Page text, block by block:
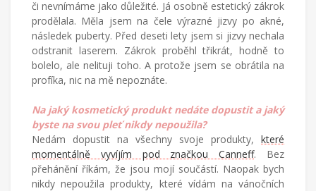
či nevnímáme jako důležité. Já osobně estetický zákrok
prodělala. Měla jsem na čele výrazné jizvy po akné,
následek puberty. Před deseti lety jsem si jizvy nechala
odstranit laserem. Zákrok proběhl třikrát, hodně to
bolelo, ale nelituji toho. A protože jsem se obrátila na
profíka, nic na mě nepoznáte.
Na jaký kosmetický produkt nedáte dopustit a jaký
byste na svou pleť nikdy nepoužila?
Nedám dopustit na všechny svoje produkty, které
momentálně vyvíjím pod značkou Canneff. Bez
přehánění říkám, že jsou mojí součástí. Naopak bych
nikdy nepoužila produkty, které vídám na vánočních